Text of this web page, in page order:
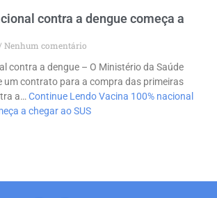
contra a dengue começa a
Nenhum comentário
contra a dengue – O Ministério da Saúde
um contrato para a compra das primeiras
a… Continue LendoVacina 100% nacional
a chegar ao SUS